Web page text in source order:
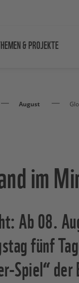
& PROJEKTE
August
im
Ab 08.
fünf
Spiel“ der